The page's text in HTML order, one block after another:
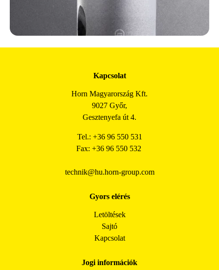
Kapcsolat
Horn Magyarország Kft.
9027 Győr,
Gesztenyefa út 4.
Tel.: +36 96 550 531
Fax: +36 96 550 532
technik@hu.horn-group.com
Gyors elérés
Letöltések
Sajtó
Kapcsolat
Jogi információk